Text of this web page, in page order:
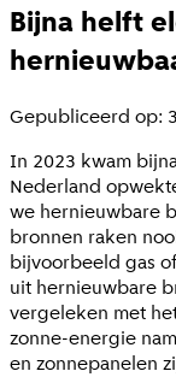
Bijna helft
Gepubliceerd op:
In 2023 kwam
Nederland
we hernieuwbare
bronnen raken
bijvoorbeeld gas
uit hernieuwbare
vergeleken met
zonne-energie
en zonnepanelen